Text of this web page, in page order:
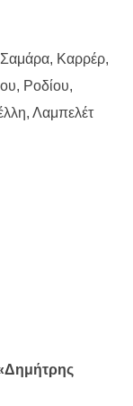
Καρρέρ,
Ροδίου,
Λαμπελέτ